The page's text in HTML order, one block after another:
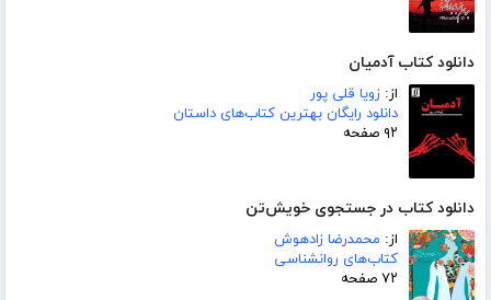
دانلود کتاب آدمیان
از: زویا قلی پور
دانلود رایگان بهترین کتاب‌های داستان
۹۲ صفحه
دانلود کتاب در جستجوی خویش‌تن
از: محمدرضا زادهوش
کتاب‌های روانشناسی
۷۲ صفحه